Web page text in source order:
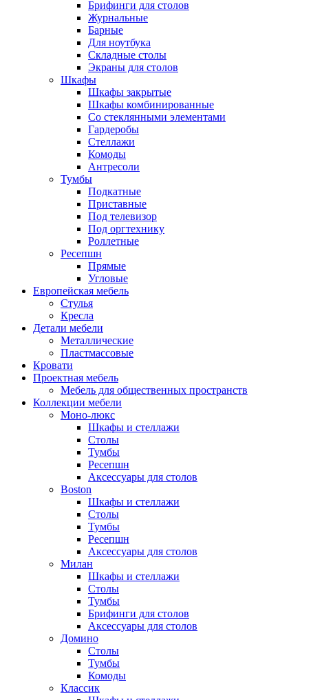
Брифинги для столов
Журнальные
Барные
Для ноутбука
Складные столы
Экраны для столов
Шкафы
Шкафы закрытые
Шкафы комбинированные
Со стеклянными элементами
Гардеробы
Стеллажи
Комоды
Антресоли
Тумбы
Подкатные
Приставные
Под телевизор
Под оргтехнику
Роллетные
Ресепшн
Прямые
Угловые
Европейская мебель
Стулья
Кресла
Детали мебели
Металлические
Пластмассовые
Кровати
Проектная мебель
Мебель для общественных пространств
Коллекции мебели
Моно-люкс
Шкафы и стеллажи
Столы
Тумбы
Ресепшн
Аксессуары для столов
Boston
Шкафы и стеллажи
Столы
Тумбы
Ресепшн
Аксессуары для столов
Милан
Шкафы и стеллажи
Столы
Тумбы
Брифинги для столов
Аксессуары для столов
Домино
Столы
Тумбы
Комоды
Классик